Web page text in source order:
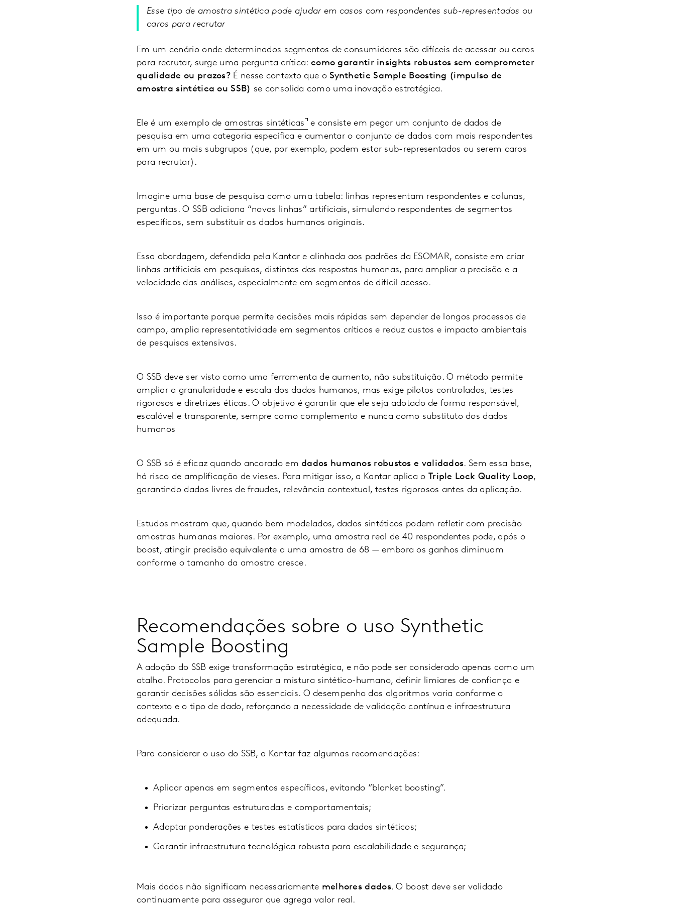
Esse tipo de amostra sintética pode ajudar em casos com respondentes sub-representados ou
caros para recrutar
Em um cenário onde determinados segmentos de consumidores são difíceis de acessar ou caros
para recrutar, surge uma pergunta crítica: como garantir insights robustos sem comprometer
qualidade ou prazos? É nesse contexto que oSynthetic Sample Boosting (impulso de
amostra sintética ou SSB) se consolida como uma inovação estratégica.
Ele é um exemplo deamostras sintéticas e consiste em pegar um conjunto de dados de
pesquisa em uma categoria específica e aumentar o conjunto de dados com mais respondentes
em um ou mais subgrupos (que, por exemplo, podem estar sub-representados ou serem caros
para recrutar).
Imagine uma base de pesquisa como uma tabela: linhas representam respondentes e colunas,
perguntas. O SSB adiciona “novas linhas” artificiais, simulando respondentes de segmentos
específicos, sem substituir os dados humanos originais.
Essa abordagem, defendida pela Kantar e alinhada aos padrões da ESOMAR, consiste em criar
linhas artificiais em pesquisas, distintas das respostas humanas, para ampliar a precisão e a
velocidade das análises, especialmente em segmentos de difícil acesso.
Isso é importante porque permite decisões mais rápidas sem depender de longos processos de
campo, amplia representatividade em segmentos críticos e reduz custos e impacto ambientais
de pesquisas extensivas.
O SSB deve ser visto como uma ferramenta de aumento, não substituição. O método permite
ampliar a granularidade e escala dos dados humanos, mas exige pilotos controlados, testes
rigorosos e diretrizes éticas. O objetivo é garantir que ele seja adotado de forma responsável,
escalável e transparente, sempre como complemento e nunca como substituto dos dados
humanos
O SSB só é eficaz quando ancorado emdados humanos robustos e validados. Sem essa base,
há risco de amplificação de vieses. Para mitigar isso, a Kantar aplica o Triple Lock Quality Loop,
garantindo dados livres de fraudes, relevância contextual, testes rigorosos antes da aplicação.
Estudos mostram que, quando bem modelados, dados sintéticos podem refletir com precisão
amostras humanas maiores. Por exemplo, uma amostra real de 40 respondentes pode, após o
boost, atingir precisão equivalente a uma amostra de 68 — embora os ganhos diminuam
conforme o tamanho da amostra cresce.
Recomendações sobre o uso Synthetic
Sample Boosting
A adoção do SSB exige transformação estratégica, e não pode ser considerado apenas como um
atalho. Protocolos para gerenciar a mistura sintético-humano, definir limiares de confiança e
garantir decisões sólidas são essenciais. O desempenho dos algoritmos varia conforme o
contexto e o tipo de dado, reforçando a necessidade de validação contínua e infraestrutura
adequada.
Para considerar o uso do SSB, a Kantar faz algumas recomendações:
Aplicar apenas em segmentos específicos, evitando “blanket boosting”.
Priorizar perguntas estruturadas e comportamentais;
Adaptar ponderações e testes estatísticos para dados sintéticos;
Garantir infraestrutura tecnológica robusta para escalabilidade e segurança;
Mais dados não significam necessariamente melhores dados. O boost deve ser validado
continuamente para assegurar que agrega valor real.